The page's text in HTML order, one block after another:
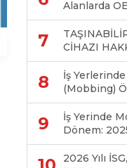
Alanlarda
7
CİHAZI
8
İş
(Mobbing)
9
İş Yerinde
Dönem:
2026 Yılı